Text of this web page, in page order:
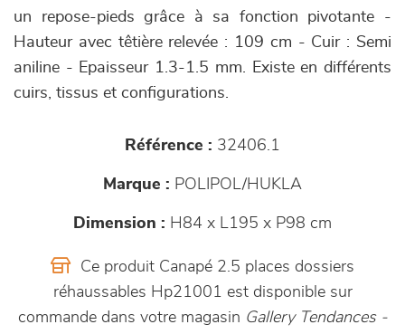
un repose-pieds grâce à sa fonction pivotante -
Hauteur avec têtière relevée : 109 cm - Cuir : Semi
aniline - Epaisseur 1.3-1.5 mm. Existe en différents
cuirs, tissus et configurations.
Référence : 32406.1
Marque : POLIPOL/HUKLA
Dimension : H84 x L195 x P98 cm
Ce produit Canapé 2.5 places dossiers
réhaussables Hp21001 est disponible sur
commande dans votre magasin Gallery Tendances -